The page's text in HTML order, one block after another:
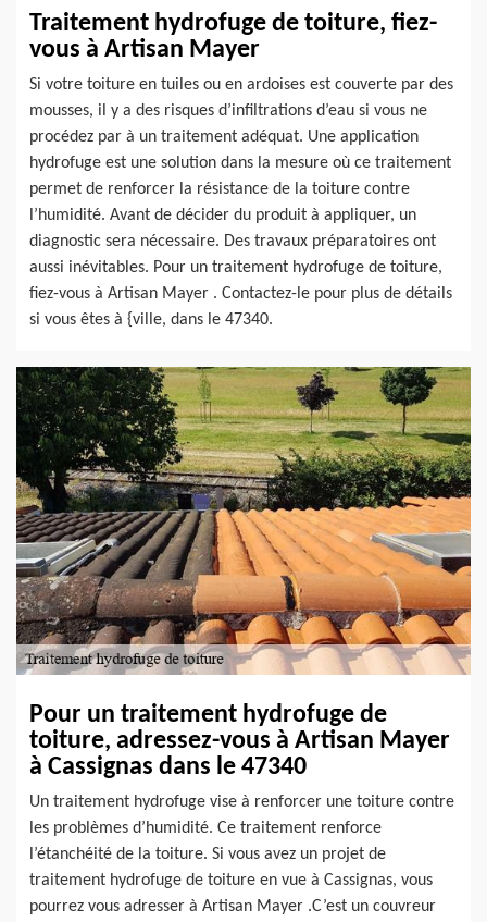
Traitement hydrofuge de toiture, fiez-
vous à Artisan Mayer
Si votre toiture en tuiles ou en ardoises est couverte par des
mousses, il y a des risques d’infiltrations d’eau si vous ne
procédez par à un traitement adéquat. Une application
hydrofuge est une solution dans la mesure où ce traitement
permet de renforcer la résistance de la toiture contre
l’humidité. Avant de décider du produit à appliquer, un
diagnostic sera nécessaire. Des travaux préparatoires ont
aussi inévitables. Pour un traitement hydrofuge de toiture,
fiez-vous à Artisan Mayer . Contactez-le pour plus de détails
si vous êtes à {ville, dans le 47340.
Pour un traitement hydrofuge de
toiture, adressez-vous à Artisan Mayer
à Cassignas dans le 47340
Un traitement hydrofuge vise à renforcer une toiture contre
les problèmes d’humidité. Ce traitement renforce
l’étanchéité de la toiture. Si vous avez un projet de
traitement hydrofuge de toiture en vue à Cassignas, vous
pourrez vous adresser à Artisan Mayer .C’est un couvreur